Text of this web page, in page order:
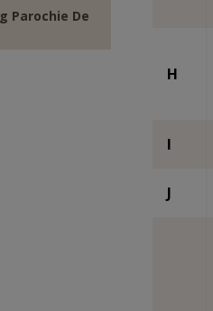
Parochie De
H
I
J